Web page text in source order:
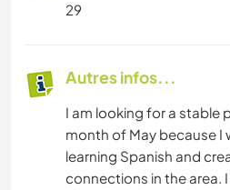
29
Autres infos...
I am looking for a stable
month of May because I
learning Spanish and
connections in the area.